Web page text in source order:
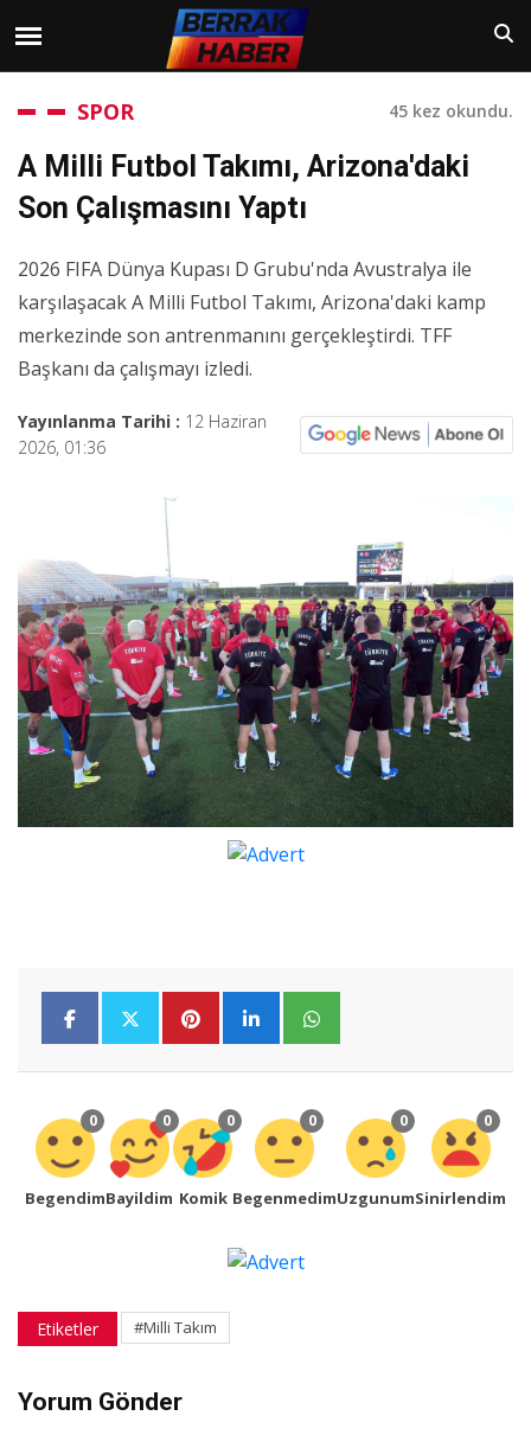
SPOR 45 kez okundu.
A Milli Futbol Takımı, Arizona'daki
Son Çalışmasını Yaptı
2026 FIFA Dünya Kupası D Grubu'nda Avustralya ile
karşılaşacak A Milli Futbol Takımı, Arizona'daki kamp
merkezinde son antrenmanını gerçekleştirdi. TFF
Başkanı da çalışmayı izledi.
Yayınlanma Tarihi : 12 Haziran
2026, 01:36
0
Begendim
0
Bayildim
0
Komik
0
Begenmedim
0
Uzgunum
0
Sinirlendim
Etiketler #Milli Takım
Yorum Gönder